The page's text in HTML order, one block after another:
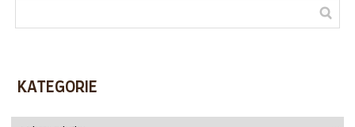
KATEGORIE